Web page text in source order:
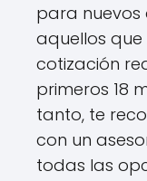
para
aquellos
cotización
primeros 18
tanto, te
con un
todas las